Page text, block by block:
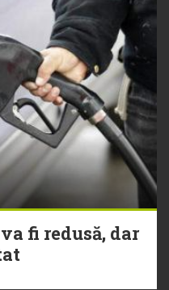
fi redusă, dar